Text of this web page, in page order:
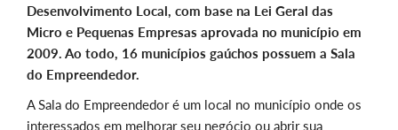
Desenvolvimento Local, com base na Lei Geral das
Micro e Pequenas Empresas aprovada no município em
2009. Ao todo, 16 municípios gaúchos possuem a Sala
do Empreendedor.
A Sala do Empreendedor é um local no município onde os
interessados em melhorar seu negócio ou abrir sua